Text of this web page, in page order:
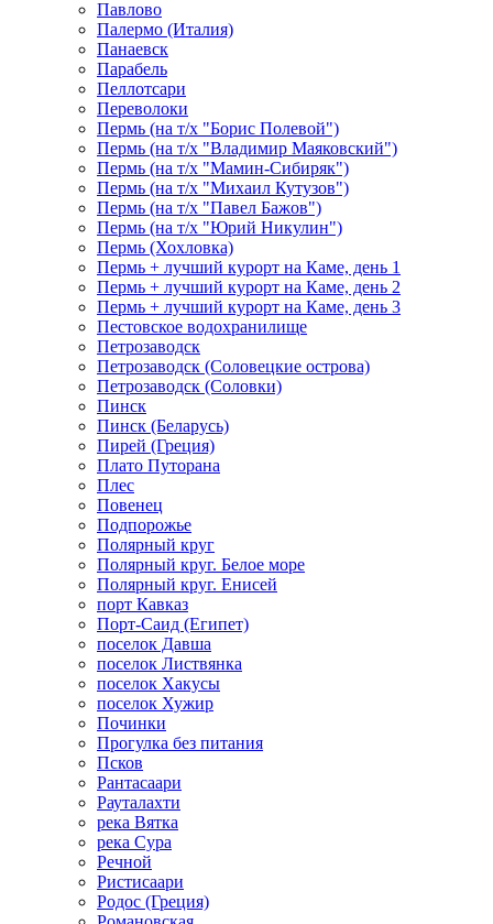
Павлово
Палермо (Италия)
Панаевск
Парабель
Пеллотсари
Переволоки
Пермь (на т/х "Борис Полевой")
Пермь (на т/х "Владимир Маяковский")
Пермь (на т/х "Мамин-Сибиряк")
Пермь (на т/х "Михаил Кутузов")
Пермь (на т/х "Павел Бажов")
Пермь (на т/х "Юрий Никулин")
Пермь (Хохловка)
Пермь + лучший курорт на Каме, день 1
Пермь + лучший курорт на Каме, день 2
Пермь + лучший курорт на Каме, день 3
Пестовское водохранилище
Петрозаводск
Петрозаводск (Соловецкие острова)
Петрозаводск (Соловки)
Пинск
Пинск (Беларусь)
Пирей (Греция)
Плато Путорана
Плес
Повенец
Подпорожье
Полярный круг
Полярный круг. Белое море
Полярный круг. Енисей
порт Кавказ
Порт-Саид (Египет)
поселок Давша
поселок Листвянка
поселок Хакусы
поселок Хужир
Починки
Прогулка без питания
Псков
Рантасаари
Рауталахти
река Вятка
река Сура
Речной
Ристисаари
Родос (Греция)